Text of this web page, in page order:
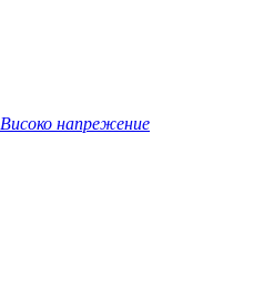
Високо напрежение